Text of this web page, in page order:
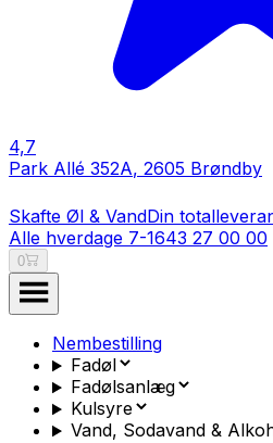
4,7
Park Allé 352A, 2605 Brøndby
Skafte Øl & VandDin
Alle hverdage 7-1643 27 00 00
0
Nembestilling
Fadøl
Fadølsanlæg
Kulsyre
Vand, Sodavand &